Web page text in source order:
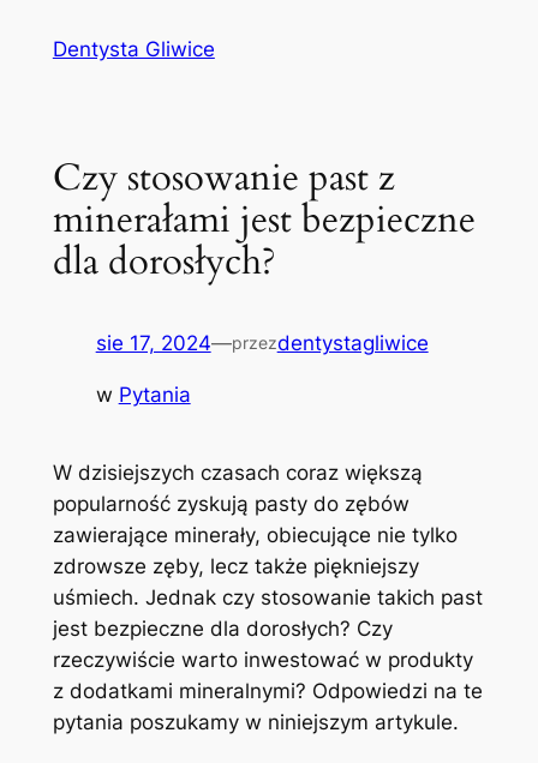
Dentysta Gliwice
Czy stosowanie past z
minerałami jest bezpieczne
dla dorosłych?
sie 17, 2024—przezdentystagliwice
w Pytania
W ⁤dzisiejszych czasach coraz‍ większą
popularność ​zyskują pasty⁤ do ​zębów
zawierające minerały, obiecujące⁢ nie tylko
zdrowsze zęby, lecz także piękniejszy
uśmiech.‌ Jednak czy stosowanie takich past
jest bezpieczne dla dorosłych? Czy
rzeczywiście warto inwestować ⁣w produkty
⁢z dodatkami mineralnymi? Odpowiedzi na ⁢te
‍pytania poszukamy w⁢ niniejszym artykule.